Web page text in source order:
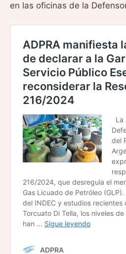
en las oficinas de la